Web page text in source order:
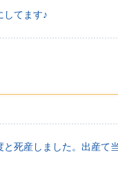
してます♪
死産しました。出産て